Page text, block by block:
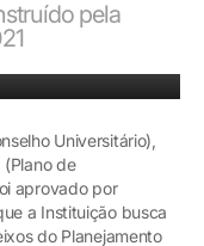
pela
Universitário),
de
aprovado por
a Instituição busca
do Planejamento